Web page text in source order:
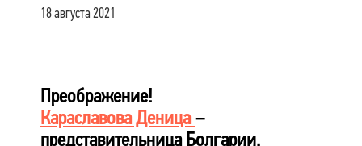
18 августа 2021
Преображение!
Караславова Деница–
представительница Болгарии.